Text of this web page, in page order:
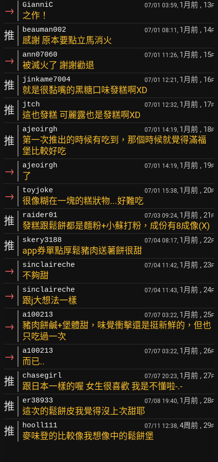
→ GianniC 07/01 03:59, 1月前 , 13F
之作！
推 beauman002 07/01 08:11, 1月前 , 14F
感謝 原本要點立馬消火
→ ann07060 07/01 11:26, 1月前 , 15F
被滅火了 謝謝勸退
推 jinkame7004 07/01 12:21, 1月前 , 16F
就是很黏嘴的黑糖口味發糕啊XD
推 jtch 07/01 12:32, 1月前 , 17F
這也發糕 可麗露也是發糕啊XD
推
ajeoirgh 07/01 14:19, 1月前 , 18F
第一次推出的時候有吃到，那個時候就覺得滿福
堡比較好吃
→ ajeoirgh 07/01 14:19, 1月前 , 19F
了
→ toyjoke 07/01 15:38, 1月前 , 20F
很像糊在一塊的糕狀物...好難吃
推 raider01 07/03 09:24, 1月前 , 21 F
發糕跟鬆餅都是麵粉+小蘇打粉，成份有8成像(X)
推 skery3188 07/04 08:17, 1月前 , 22F
app券單點厚鬆豬肉送薯餅很甜
→ sinclaireche 07/04 11:42, 1月前 , 23F
不夠甜
→ sinclaireche 07/04 11:43, 1月前 , 24F
跟j大想法一樣
→
a100213 07/07 03:22, 1月前 , 25F
豬肉餅鹹+堡體甜，味覺衝擊還是挺新鮮的，但也
只吃過一次
→ a100213 07/07 03:22, 1月前 , 26F
而已..
推 chasegirl 07/07 20:23, 1月前 , 27F
跟日本一樣的喔 女生很喜歡 我是不懂啦-.-
推 er38933 07/08 19:40, 1月前 , 28F
這次的鬆餅皮我覺得沒上次甜耶
推 hooll111 07/11 12:38, 4周前 , 29F
麥味登的比較像我想像中的鬆餅堡